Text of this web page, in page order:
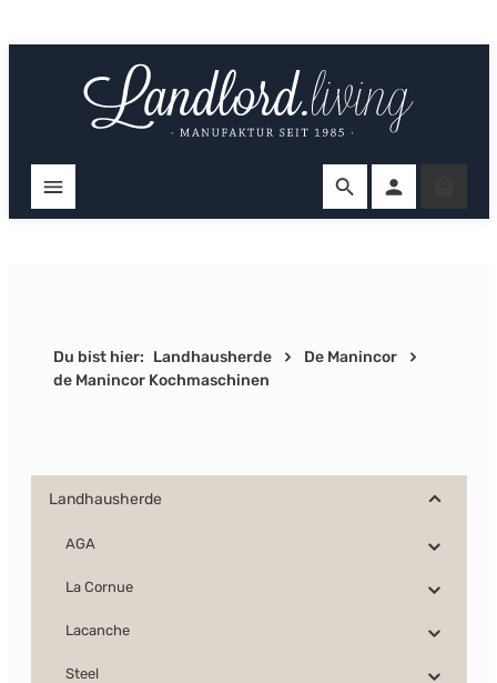
Du bist hier: Landhausherde
De Manincor
de Manincor Kochmaschinen
Landhausherde
AGA
La Cornue
Lacanche
Steel